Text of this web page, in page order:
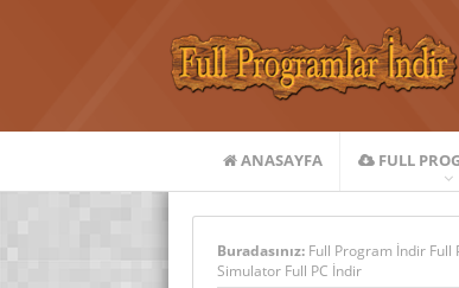
ANASAYFA FULL
Buradasınız: Full Program İndir
Simulator Full PC İndir